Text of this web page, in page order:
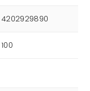
4202929890
100